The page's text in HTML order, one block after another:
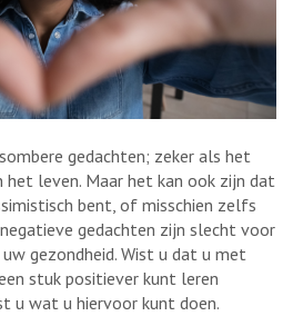
gedachten; zeker als het
leven. Maar het kan ook zijn dat
bent, of misschien zelfs
gedachten zijn slecht voor
gezondheid. Wist u dat u met
stuk positiever kunt leren
u wat u hiervoor kunt doen.